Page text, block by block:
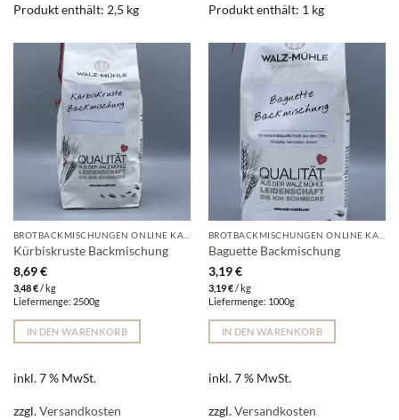
Produkt enthält: 2,5 kg Produkt enthält: 1 kg
Kürbiskruste Backmischung
8,69€
3,48€/ kg
Liefermenge: 2500g
IN DEN WARENKORB
inkl. 7 % MwSt.
zzgl.Versandkosten
Baguette Backmischung
3,19€
3,19€/ kg
Liefermenge: 1000g
IN DEN WARENKORB
inkl. 7 % MwSt.
zzgl.Versandkosten